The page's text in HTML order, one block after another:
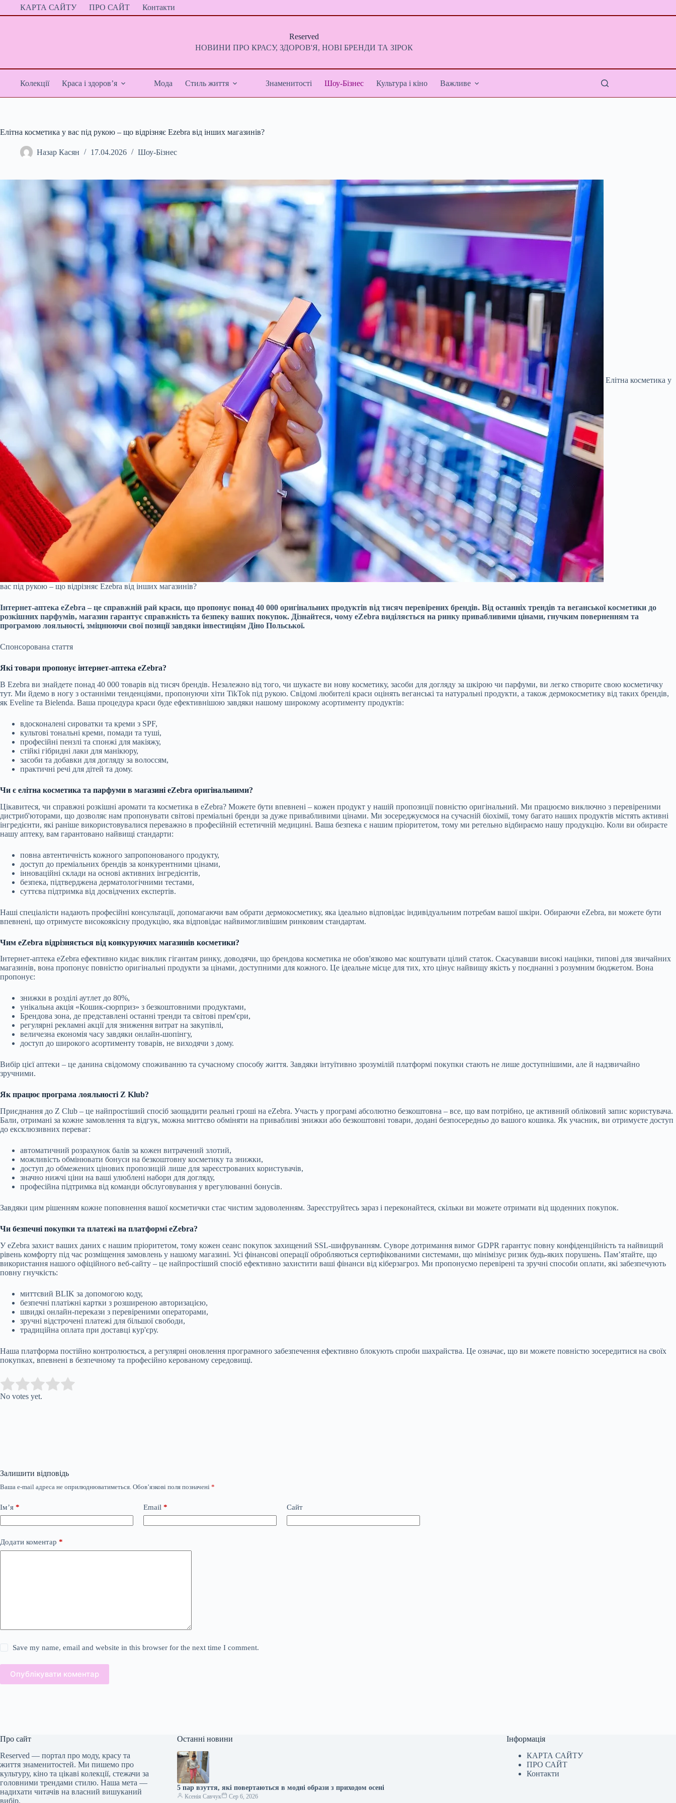
ПерейтиКАРТА САЙТУ ПРО САЙТ Контакти
Reserved
НОВИНИ ПРО КРАСУ, ЗДОРОВ'Я, НОВІ БРЕНДИ ТА ЗІРОК
Колекції Краса і здоров’я Мода Стиль життя Знаменитості Шоу-Бізнес Культура і кіно Важливе
Елітна косметика у вас під рукою – що відрізняє Ezebra від інших магазинів?
Назар Касян 17.04.2026 Шоу-Бізнес
Елітна косметика у
вас під рукою – що відрізняє Ezebra від інших магазинів?
Інтернет-аптека eZebra – це справжній рай краси, що пропонує понад 40 000 оригінальних продуктів від тисяч перевірених брендів. Від останніх трендів та веганської косметики до
розкішних парфумів, магазин гарантує справжність та безпеку ваших покупок. Дізнайтеся, чому eZebra виділяється на ринку привабливими цінами, гнучким поверненням та
програмою лояльності, зміцнюючи свої позиції завдяки інвестиціям Діно Польської.
Спонсорована стаття
Які товари пропонує інтернет-аптека eZebra?
В Ezebra ви знайдете понад 40 000 товарів від тисяч брендів. Незалежно від того, чи шукаєте ви нову косметику, засоби для догляду за шкірою чи парфуми, ви легко створите свою косметичку
тут. Ми йдемо в ногу з останніми тенденціями, пропонуючи хіти TikTok під рукою. Свідомі любителі краси оцінять веганські та натуральні продукти, а також дермокосметику від таких брендів,
як Eveline та Bielenda. Ваша процедура краси буде ефективнішою завдяки нашому широкому асортименту продуктів:
вдосконалені сироватки та креми з SPF,
культові тональні креми, помади та туші,
професійні пензлі та спонжі для макіяжу,
стійкі гібридні лаки для манікюру,
засоби та добавки для догляду за волоссям,
практичні речі для дітей та дому.
Чи є елітна косметика та парфуми в магазині eZebra оригінальними?
Цікавитеся, чи справжні розкішні аромати та косметика в eZebra? Можете бути впевнені – кожен продукт у нашій пропозиції повністю оригінальний. Ми працюємо виключно з перевіреними
дистриб'юторами, що дозволяє нам пропонувати світові преміальні бренди за дуже привабливими цінами. Ми зосереджуємося на сучасній біохімії, тому багато наших продуктів містять активні
інгредієнти, які раніше використовувалися переважно в професійній естетичній медицині. Ваша безпека є нашим пріоритетом, тому ми ретельно відбираємо нашу продукцію. Коли ви обираєте
нашу аптеку, вам гарантовано найвищі стандарти:
повна автентичність кожного запропонованого продукту,
доступ до преміальних брендів за конкурентними цінами,
інноваційні склади на основі активних інгредієнтів,
безпека, підтверджена дерматологічними тестами,
суттєва підтримка від досвідчених експертів.
Наші спеціалісти надають професійні консультації, допомагаючи вам обрати дермокосметику, яка ідеально відповідає індивідуальним потребам вашої шкіри. Обираючи eZebra, ви можете бути
впевнені, що отримуєте високоякісну продукцію, яка відповідає найвимогливішим ринковим стандартам.
Чим eZebra відрізняється від конкуруючих магазинів косметики?
Інтернет-аптека eZebra ефективно кидає виклик гігантам ринку, доводячи, що брендова косметика не обов'язково має коштувати цілий статок. Скасувавши високі націнки, типові для звичайних
магазинів, вона пропонує повністю оригінальні продукти за цінами, доступними для кожного. Це ідеальне місце для тих, хто цінує найвищу якість у поєднанні з розумним бюджетом. Вона
пропонує:
знижки в розділі аутлет до 80%,
унікальна акція «Кошик-сюрприз» з безкоштовними продуктами,
Брендова зона, де представлені останні тренди та світові прем'єри,
регулярні рекламні акції для зниження витрат на закупівлі,
величезна економія часу завдяки онлайн-шопінгу,
доступ до широкого асортименту товарів, не виходячи з дому.
Вибір цієї аптеки – це данина свідомому споживанню та сучасному способу життя. Завдяки інтуїтивно зрозумілій платформі покупки стають не лише доступнішими, але й надзвичайно
зручними.
Як працює програма лояльності Z Klub?
Приєднання до Z Club – це найпростіший спосіб заощадити реальні гроші на eZebra. Участь у програмі абсолютно безкоштовна – все, що вам потрібно, це активний обліковий запис користувача.
Бали, отримані за кожне замовлення та відгук, можна миттєво обміняти на привабливі знижки або безкоштовні товари, додані безпосередньо до вашого кошика. Як учасник, ви отримуєте доступ
до ексклюзивних переваг:
автоматичний розрахунок балів за кожен витрачений злотий,
можливість обмінювати бонуси на безкоштовну косметику та знижки,
доступ до обмежених цінових пропозицій лише для зареєстрованих користувачів,
значно нижчі ціни на ваші улюблені набори для догляду,
професійна підтримка від команди обслуговування у врегулюванні бонусів.
Завдяки цим рішенням кожне поповнення вашої косметички стає чистим задоволенням. Зареєструйтесь зараз і переконайтеся, скільки ви можете отримати від щоденних покупок.
Чи безпечні покупки та платежі на платформі eZebra?
У eZebra захист ваших даних є нашим пріоритетом, тому кожен сеанс покупок захищений SSL-шифруванням. Суворе дотримання вимог GDPR гарантує повну конфіденційність та найвищий
рівень комфорту під час розміщення замовлень у нашому магазині. Усі фінансові операції обробляються сертифікованими системами, що мінімізує ризик будь-яких порушень. Пам’ятайте, що
використання нашого офіційного веб-сайту – це найпростіший спосіб ефективно захистити ваші фінанси від кіберзагроз. Ми пропонуємо перевірені та зручні способи оплати, які забезпечують
повну гнучкість:
миттєвий BLIK за допомогою коду,
безпечні платіжні картки з розширеною авторизацією,
швидкі онлайн-перекази з перевіреними операторами,
зручні відстрочені платежі для більшої свободи,
традиційна оплата при доставці кур'єру.
Наша платформа постійно контролюється, а регулярні оновлення програмного забезпечення ефективно блокують спроби шахрайства. Це означає, що ви можете повністю зосередитися на своїх
покупках, впевнені в безпечному та професійно керованому середовищі.
Rate this item:
No votes yet.
Залишити відповідь
Ваша e-mail адреса не оприлюднюватиметься. Обов’язкові поля позначені *
Ім’я * Email * Сайт
Додати коментар *
Save my name, email and website in this browser for the next time I comment.
Опублікувати коментар
Про сайт
Reserved — портал про моду, красу та
життя знаменитостей. Ми пишемо про
культуру, кіно та цікаві колекції, стежачи за
головними трендами стилю. Наша мета —
надихати читачів на власний вишуканий
вибір.
Останні новини
5 пар взуття, які повертаються в модні образи з приходом осені
Ксенія Савчук Сер 6, 2026
Інформація
КАРТА САЙТУ
ПРО САЙТ
Контакти